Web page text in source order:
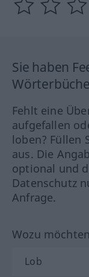
Sie haben
Fehlt eine
aufgefallen
loben? Füllen
aus. Die
optional und
Datenschutz
Anfrage.
Wozu